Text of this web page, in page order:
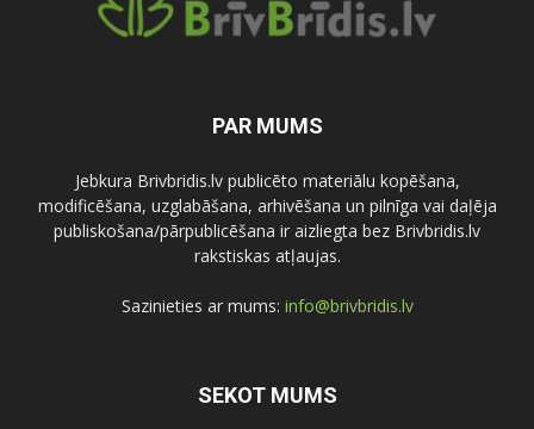
PAR MUMS
Jebkura Brivbridis.lv publicēto materiālu kopēšana,
modificēšana, uzglabāšana, arhivēšana un pilnīga vai daļēja
publiskošana/pārpublicēšana ir aizliegta bez Brivbridis.lv
rakstiskas atļaujas.
Sazinieties ar mums: info@brivbridis.lv
SEKOT MUMS